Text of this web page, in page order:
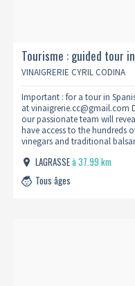
Tourisme : guided tour
VINAIGRERIE CYRIL CODINA
Important : for a tour in
at vinaigrerie.cc@gmail.com
our passionate team will
have access to the hundreds
vinegars and traditional
LAGRASSEà 37.99 km
Tous âges